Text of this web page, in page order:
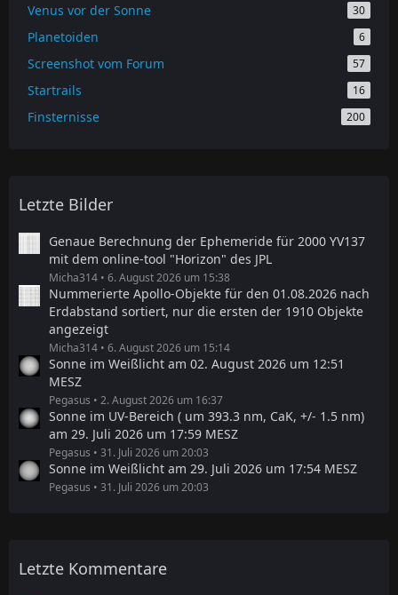
Venus vor der Sonne 30
Planetoiden 6
Screenshot vom Forum 57
Startrails 16
Finsternisse 200
Letzte Bilder
Genaue Berechnung der Ephemeride für 2000 YV137
mit dem online-tool "Horizon" des JPL
Micha314 6. August 2026 um 15:38
Nummerierte Apollo-Objekte für den 01.08.2026 nach
Erdabstand sortiert, nur die ersten der 1910 Objekte
angezeigt
Micha314 6. August 2026 um 15:14
Sonne im Weißlicht am 02. August 2026 um 12:51
MESZ
Pegasus 2. August 2026 um 16:37
Sonne im UV-Bereich ( um 393.3 nm, CaK, +/- 1.5 nm)
am 29. Juli 2026 um 17:59 MESZ
Pegasus 31. Juli 2026 um 20:03
Sonne im Weißlicht am 29. Juli 2026 um 17:54 MESZ
Pegasus 31. Juli 2026 um 20:03
Letzte Kommentare